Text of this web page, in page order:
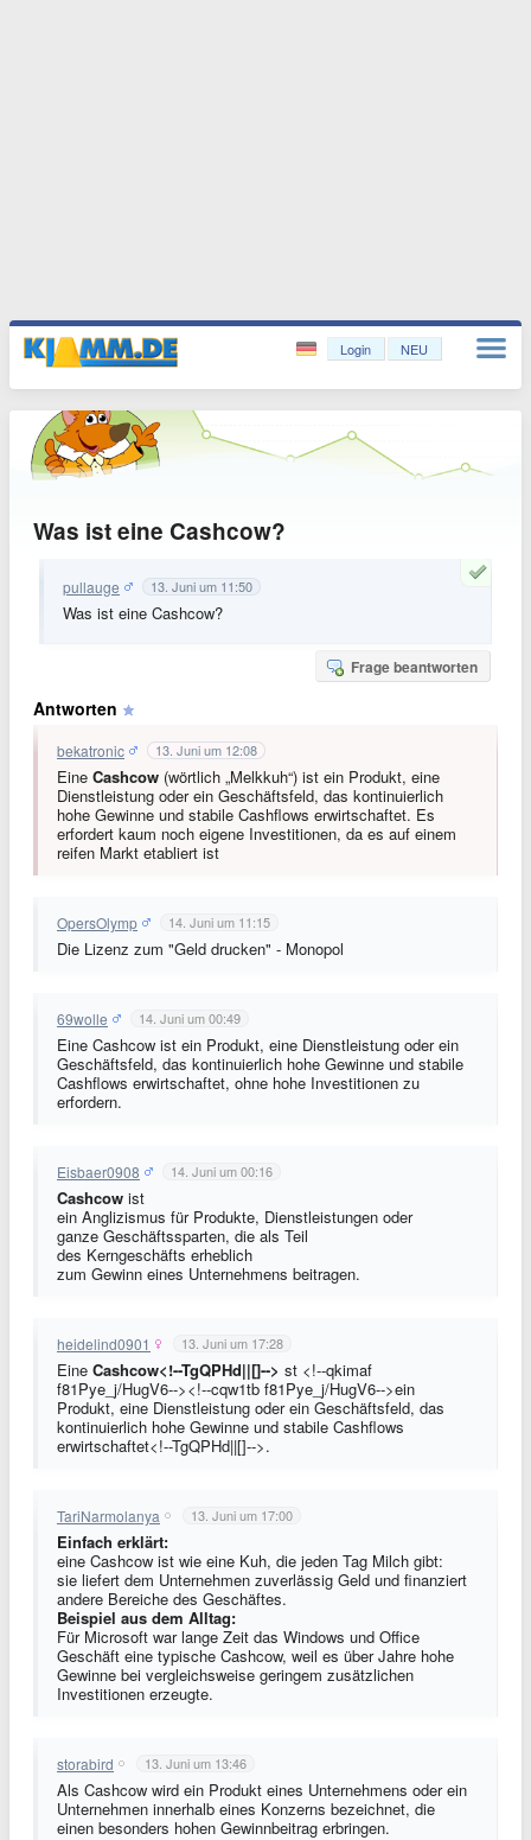
Login NEU
Was ist eine Cashcow?
pullauge 13. Juni um 11:50
Was ist eine Cashcow?
Frage beantworten
Antworten
bekatronic 13. Juni um 12:08
Eine Cashcow (wörtlich „Melkkuh“) ist ein Produkt, eine
Dienstleistung oder ein Geschäftsfeld, das kontinuierlich
hohe Gewinne und stabile Cashflows erwirtschaftet. Es
erfordert kaum noch eigene Investitionen, da es auf einem
reifen Markt etabliert ist
OpersOlymp 14. Juni um 11:15
Die Lizenz zum "Geld drucken" - Monopol
69wolle 14. Juni um 00:49
Eine Cashcow ist ein Produkt, eine Dienstleistung oder ein
Geschäftsfeld, das kontinuierlich hohe Gewinne und stabile
Cashflows erwirtschaftet, ohne hohe Investitionen zu
erfordern.
Eisbaer0908 14. Juni um 00:16
Cashcow ist
ein Anglizismus für Produkte, Dienstleistungen oder
ganze Geschäftssparten, die als Teil
des Kerngeschäfts erheblich
zum Gewinn eines Unternehmens beitragen.
heidelind0901 13. Juni um 17:28
Eine Cashcow<!--TgQPHd||[]--> st <!--qkimaf
f81Pye_j/HugV6--><!--cqw1tb f81Pye_j/HugV6-->ein
Produkt, eine Dienstleistung oder ein Geschäftsfeld, das
kontinuierlich hohe Gewinne und stabile Cashflows
erwirtschaftet<!--TgQPHd||[]-->.
TariNarmolanya 13. Juni um 17:00
Einfach erklärt:
eine Cashcow ist wie eine Kuh, die jeden Tag Milch gibt:
sie liefert dem Unternehmen zuverlässig Geld und finanziert
andere Bereiche des Geschäftes.
Beispiel aus dem Alltag:
Für Microsoft war lange Zeit das Windows und Office
Geschäft eine typische Cashcow, weil es über Jahre hohe
Gewinne bei vergleichsweise geringem zusätzlichen
Investitionen erzeugte.
storabird 13. Juni um 13:46
Als Cashcow wird ein Produkt eines Unternehmens oder ein
Unternehmen innerhalb eines Konzerns bezeichnet, die
einen besonders hohen Gewinnbeitrag erbringen.